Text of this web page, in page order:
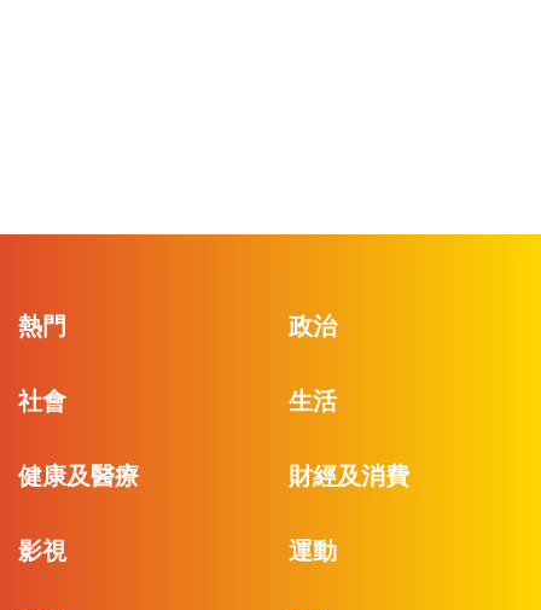
熱門 政治
社會 生活
健康及醫療 財經及消費
影視 運動